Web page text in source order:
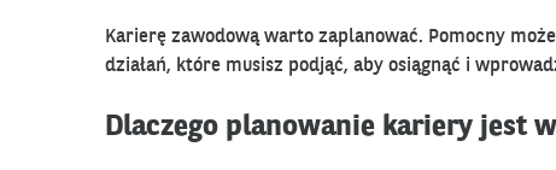
Karierę zawodową warto zaplanować. Pomocny
działań, które musisz podjąć, aby osiągnąć i
Dlaczego planowanie kariery jest